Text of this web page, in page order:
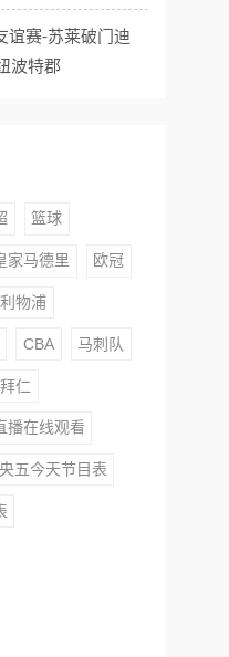
谊赛-苏莱破门迪
波特郡
篮球
家马德里 欧冠
利物浦
CBA 马刺队
拜仁
播在线观看
央五今天节目表